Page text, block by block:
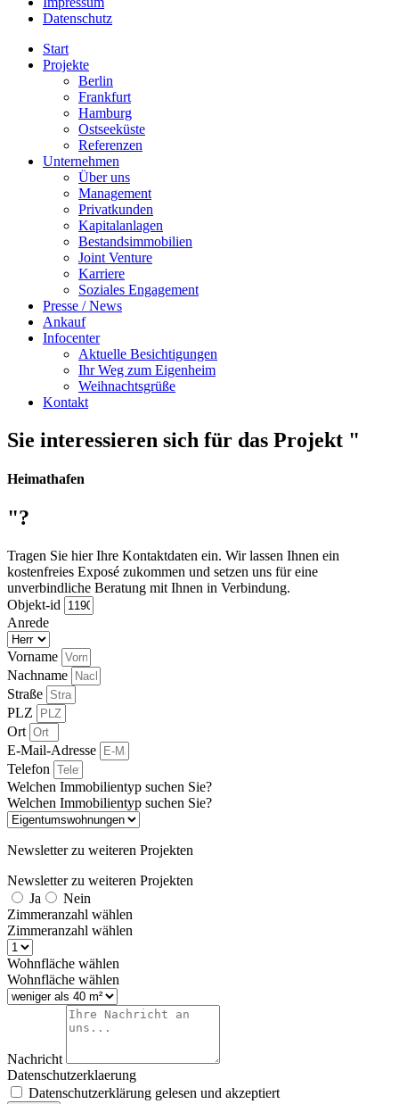
Datenschutz
Start
Projekte
Berlin
Frankfurt
Hamburg
Ostseeküste
Referenzen
Unternehmen
Über uns
Management
Privatkunden
Kapitalanlagen
Bestandsimmobilien
Joint Venture
Karriere
Soziales Engagement
Presse / News
Ankauf
Infocenter
Aktuelle Besichtigungen
Ihr Weg zum Eigenheim
Weihnachtsgrüße
Kontakt
Sie interessieren sich für das Projekt "
Heimathafen
"?
Tragen Sie hier Ihre Kontaktdaten ein. Wir lassen Ihnen ein
kostenfreies Exposé zukommen und setzen uns für eine
unverbindliche Beratung mit Ihnen in Verbindung.
Objekt-id
Anrede
Vorname
Nachname
Straße
PLZ
Ort
E-Mail-Adresse
Telefon
Welchen Immobilientyp suchen Sie?
Welchen Immobilientyp suchen Sie?
Newsletter zu weiteren Projekten
Newsletter zu weiteren Projekten
Ja
Nein
Zimmeranzahl wählen
Zimmeranzahl wählen
Wohnfläche wählen
Wohnfläche wählen
Nachricht
Datenschutzerklaerung
Datenschutzerklärung gelesen und akzeptiert